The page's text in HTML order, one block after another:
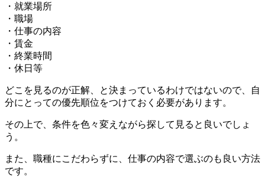
・就業場所
・職場
・仕事の内容
・賃金
・終業時間
・休日等
どこを見るのが正解、と決まっているわけではないので、自
分にとっての優先順位をつけておく必要があります。
その上で、条件を色々変えながら探して見ると良いでしょ
う。
また、職種にこだわらずに、仕事の内容で選ぶのも良い方法
です。